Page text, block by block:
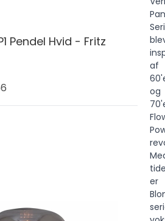
Pendel Hvid - Fritz
af
og
er